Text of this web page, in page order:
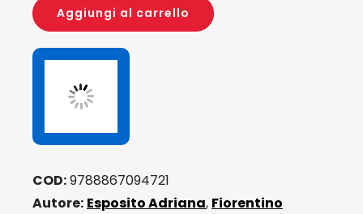
favolosa
-
Classe
terza
quantità
Aggiungi al carrello
COD:9788867094721
Autore: Esposito Adriana, Fiorentino